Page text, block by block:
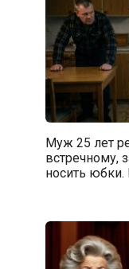
Муж 25 лет
встречному,
носить